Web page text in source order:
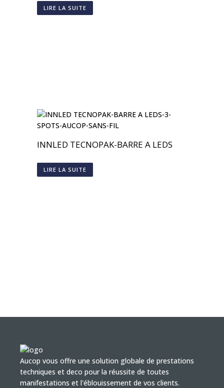
LIRE LA SUITE
INNLED TECNOPAK-BARRE A LEDS
LIRE LA SUITE
Aucop vous offre une solution globale de prestations
techniques et deco pour la réussite de toutes
manifestations et l'éblouissement de vos clients.